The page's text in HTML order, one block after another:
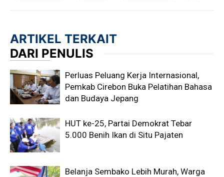
ARTIKEL TERKAIT
DARI PENULIS
Perluas Peluang Kerja Internasional,
Pemkab Cirebon Buka Pelatihan Bahasa
dan Budaya Jepang
HUT ke-25, Partai Demokrat Tebar
5.000 Benih Ikan di Situ Pajaten
Belanja Sembako Lebih Murah, Warga